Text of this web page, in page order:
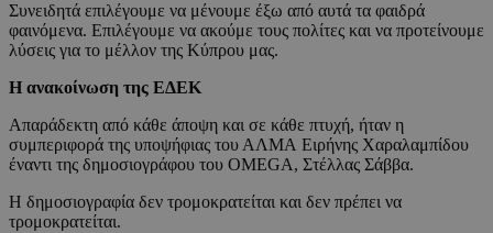
Συνειδητά επιλέγουμε να μένουμε έξω από αυτά τα φαιδρά
φαινόμενα. Επιλέγουμε να ακούμε τους πολίτες και να προτείνουμε
λύσεις για το μέλλον της Κύπρου μας.
Η ανακοίνωση της ΕΔΕΚ
Απαράδεκτη από κάθε άποψη και σε κάθε πτυχή, ήταν η
συμπεριφορά της υποψήφιας του ΑΛΜΑ Ειρήνης Χαραλαμπίδου
έναντι της δημοσιογράφου του OMEGA, Στέλλας Σάββα.
Η δημοσιογραφία δεν τρομοκρατείται και δεν πρέπει να
τρομοκρατείται.